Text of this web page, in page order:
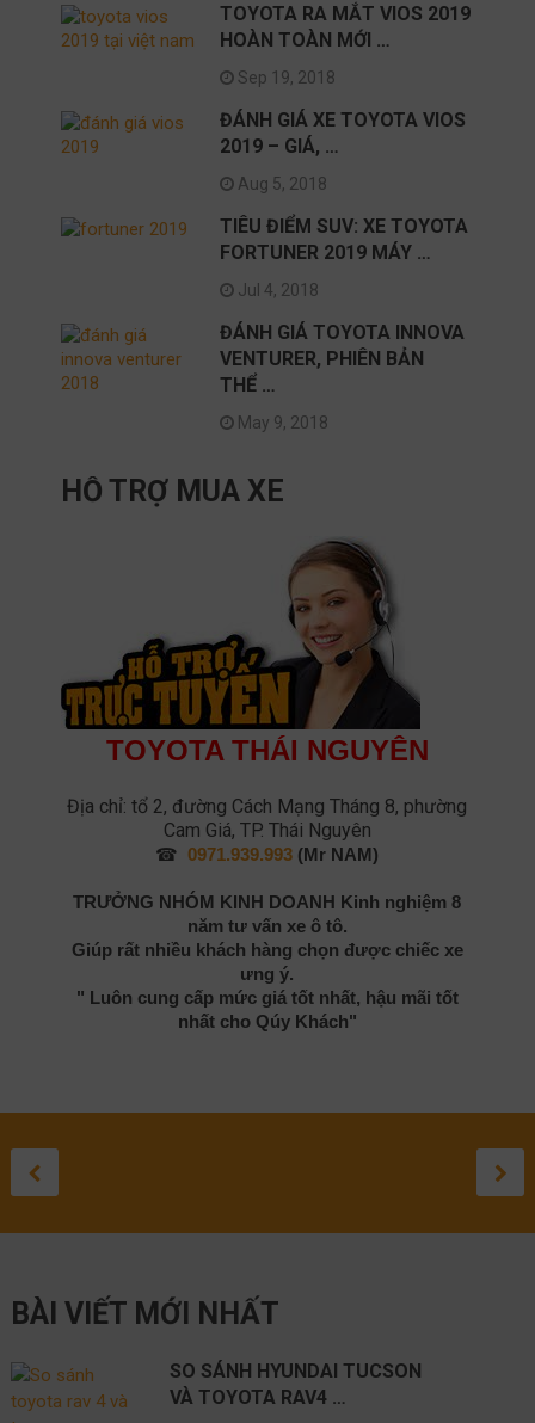
TOYOTA RA MẮT VIOS 2019
HOÀN TOÀN MỚI …
Sep 19, 2018
ĐÁNH GIÁ XE TOYOTA VIOS
2019 – GIÁ, …
Aug 5, 2018
TIÊU ĐIỂM SUV: XE TOYOTA
FORTUNER 2019 MÁY …
Jul 4, 2018
ĐÁNH GIÁ TOYOTA INNOVA
VENTURER, PHIÊN BẢN
THỂ …
May 9, 2018
HỖ TRỢ MUA XE
TOYOTA THÁI NGUYÊN
Địa chỉ: tổ 2, đường Cách Mạng Tháng 8, phường
Cam Giá, TP. Thái Nguyên
☎ 0971.939.993 (Mr NAM)
TRƯỞNG NHÓM KINH DOANH Kinh nghiệm 8
năm tư vấn xe ô tô.
Giúp rất nhiều khách hàng chọn được chiếc xe
ưng ý.
" Luôn cung cấp mức giá tốt nhất, hậu mãi tốt
nhất cho Qúy Khách"
HYUNDAI
RAV4 2021
PRADO 2021:
ĐÁNH GIÁ
2020
ĐÁNH
COROLLA
2021:
LỘ
BÀI VIẾT MỚI NHẤT
SO SÁNH HYUNDAI TUCSON
VÀ TOYOTA RAV4 …